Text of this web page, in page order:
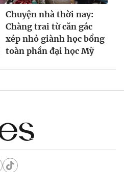
Chuyện nhà thời nay:
Chàng trai từ căn gác
xép nhỏ giành học bổng
toàn phần đại học Mỹ